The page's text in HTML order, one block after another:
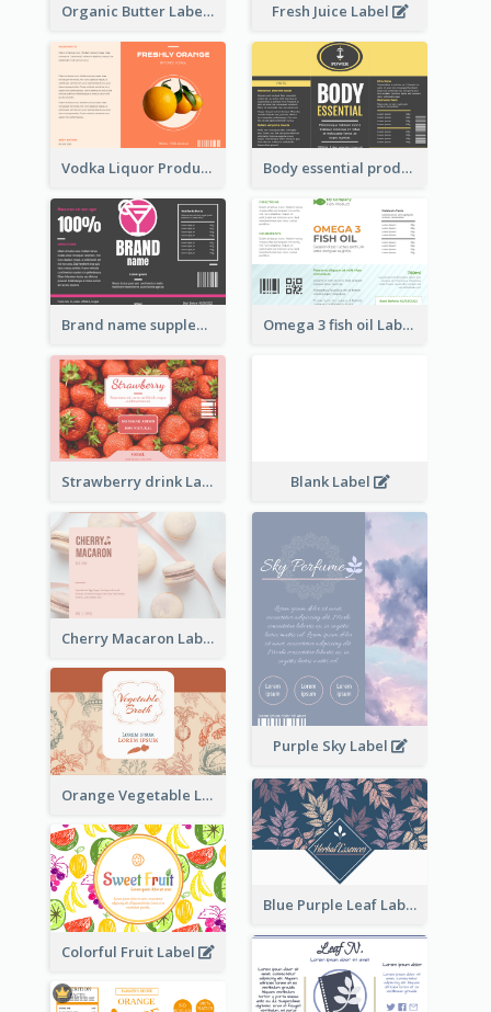
Organic Butter Label Fresh Juice Label
Vodka Liquor Product Label Body essential product label
Brand name supplement Label Omega 3 fish oil Label
Strawberry drink Label Blank Label
Cherry Macaron Label
Purple Sky Label
Orange Vegetable Label
Blue Purple Leaf Label
Colorful Fruit Label